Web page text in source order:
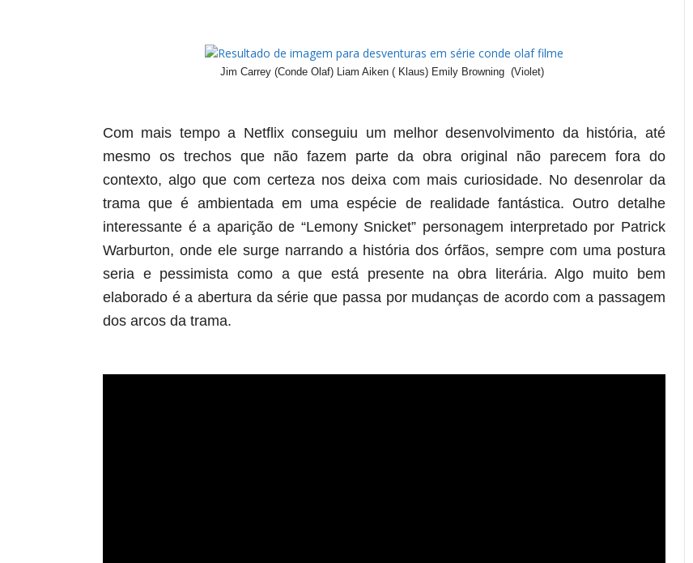
Jim Carrey (Conde Olaf) Liam Aiken ( Klaus) Emily Browning (Violet)
Com mais tempo a Netflix conseguiu um melhor desenvolvimento da história, até
mesmo os trechos que não fazem parte da obra original não parecem fora do
contexto, algo que com certeza nos deixa com mais curiosidade. No desenrolar da
trama que é ambientada em uma espécie de realidade fantástica. Outro detalhe
interessante é a aparição de “Lemony Snicket” personagem interpretado por Patrick
Warburton, onde ele surge narrando a história dos órfãos, sempre com uma postura
seria e pessimista como a que está presente na obra literária. Algo muito bem
elaborado é a abertura da série que passa por mudanças de acordo com a passagem
dos arcos da trama.